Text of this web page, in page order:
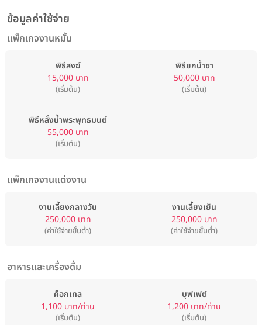
ข้อมูลค่าใช้จ่าย
แพ็กเกจงานหมั้น
พิธีสงฆ์
15,000 บาท
(เริ่มต้น)
พิธียกน้ำชา
50,000 บาท
(เริ่มต้น)
พิธีหลั่งน้ำพระพุทธมนต์
55,000 บาท
(เริ่มต้น)
แพ็กเกจงานแต่งงาน
งานเลี้ยงกลางวัน
250,000 บาท
(ค่าใช้จ่ายขั้นต่ำ)
งานเลี้ยงเย็น
250,000 บาท
(ค่าใช้จ่ายขั้นต่ำ)
อาหารและเครื่องดื่ม
ค็อกเทล
1,100 บาท/ท่าน
(เริ่มต้น)
บุฟเฟต์
1,200 บาท/ท่าน
(เริ่มต้น)